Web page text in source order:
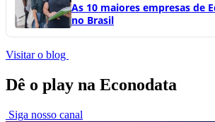
As 10 maiores empresas de
no Brasil
Visitar o blog
Dê o play na Econodata
Siga nosso canal